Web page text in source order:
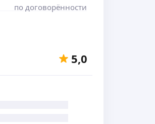
по договорённости
5,0